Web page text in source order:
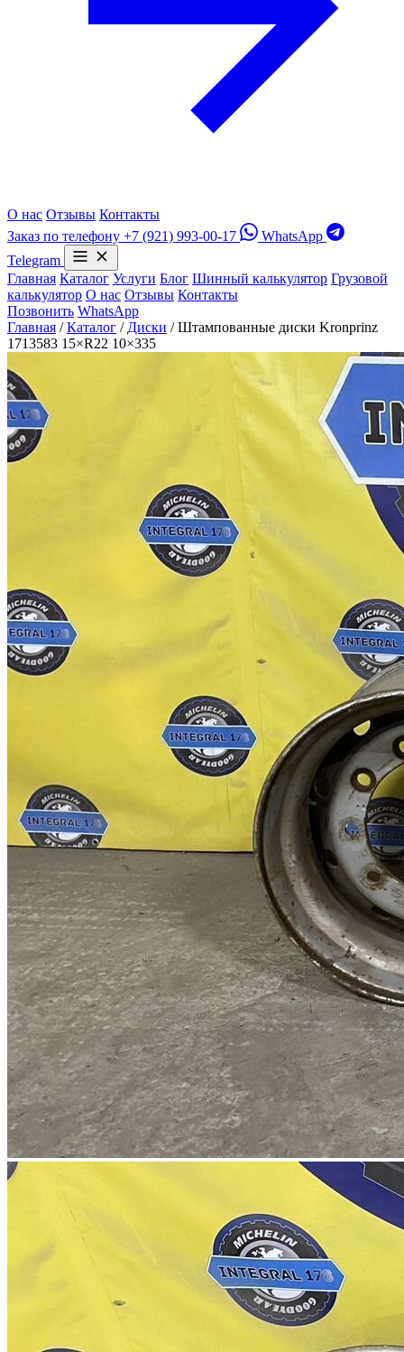
О нас Отзывы Контакты
Заказ по телефону +7 (921) 993-00-17
WhatsApp
Telegram
Главная Каталог Услуги Блог Шинный калькулятор Грузовой
калькулятор О нас Отзывы Контакты
Позвонить WhatsApp
Главная / Каталог / Диски / Штампованные диски Kronprinz
1713583 15×R22 10×335